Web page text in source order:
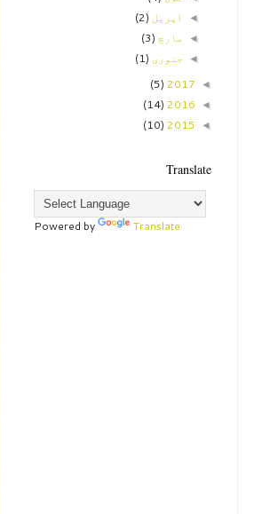
◄ اپریل (2)
◄ مارچ (3)
◄ جنوری (1)
◄
2017
(5)
◄
2016
(14)
◄
2015
(10)
Translate
Powered by Translate